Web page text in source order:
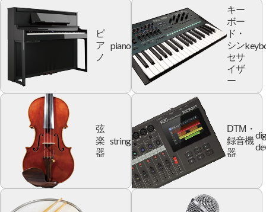
ピ
ア
ノ
piano
キー
ボー
ド・
シン
セサ
イザ
ー
弦
楽
器
string
DTM・
録音機
器